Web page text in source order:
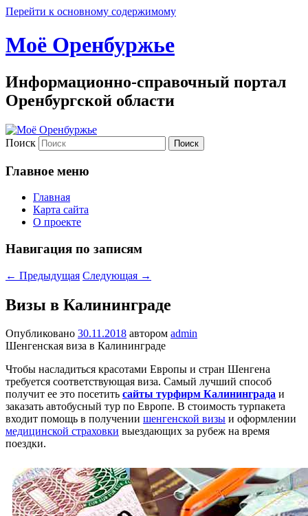
Перейти к основному содержимому
Моё Оренбуржье
Информационно-справочный портал
Оренбургской области
Поиск
Главное меню
Главная
Карта сайта
О проекте
Навигация по записям
← Предыдущая Следующая →
Визы в Калининграде
Опубликовано 30.11.2018 автором admin
Шенгенская виза в Калининграде
Чтобы насладиться красотами Европы и стран Шенгена
требуется соответствующая виза. Самый лучший способ
получит ее это посетить сайты турфирм Калининграда и
заказать автобусный тур по Европе. В стоимость турпакета
входит помощь в получении шенгенской визы и оформлении
медицинской страховки выездающих за рубеж на время
поездки.